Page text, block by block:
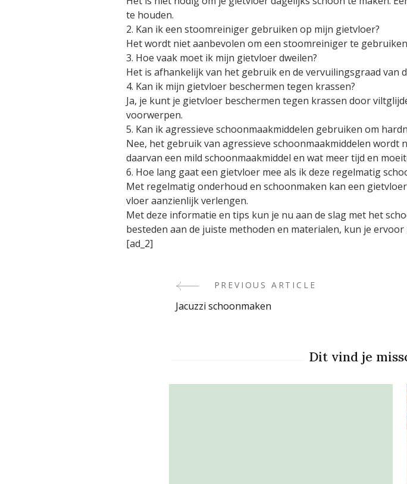
te houden.
2. Kan ik een stoomreiniger gebruiken op mijn gietvloer?
Het wordt niet aanbevolen om een stoomreiniger te
3. Hoe vaak moet ik mijn gietvloer dweilen?
Het is afhankelijk van het gebruik en de vervuilingsgraad van
4. Kan ik mijn gietvloer beschermen tegen krassen?
Ja, je kunt je gietvloer beschermen tegen krassen door
voorwerpen.
5. Kan ik agressieve schoonmaakmiddelen gebruiken om
Nee, het gebruik van agressieve schoonmaakmiddelen
daarvan een mild schoonmaakmiddel en wat meer tijd en
6. Hoe lang gaat een gietvloer mee als ik deze regelmatig
Met regelmatig onderhoud en schoonmaken kan een
vloer aanzienlijk verlengen.
Met deze informatie en tips kun je nu aan de slag met het
besteden aan de juiste methoden en materialen, kun je
[ad_2]
Post
Navigation
PREVIOUS ARTICLE
Jacuzzi schoonmaken
Dit vind je